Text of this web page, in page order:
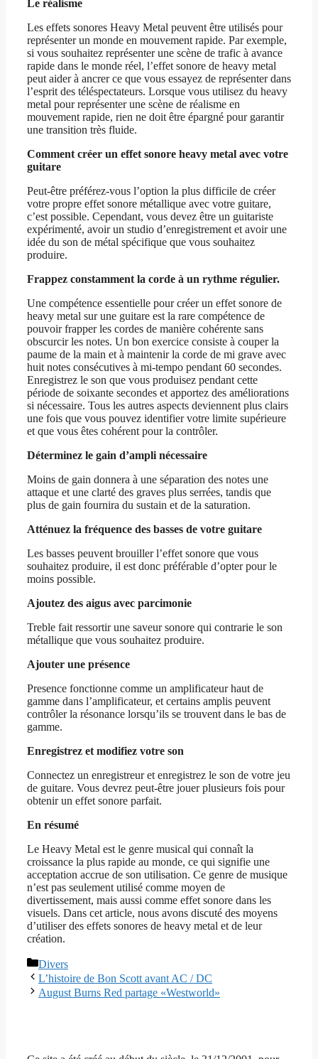
Le réalisme
Les effets sonores Heavy Metal peuvent être utilisés pour
représenter un monde en mouvement rapide. Par exemple,
si vous souhaitez représenter une scène de trafic à avance
rapide dans le monde réel, l’effet sonore de heavy metal
peut aider à ancrer ce que vous essayez de représenter dans
l’esprit des téléspectateurs. Lorsque vous utilisez du heavy
metal pour représenter une scène de réalisme en
mouvement rapide, rien ne doit être épargné pour garantir
une transition très fluide.
Comment créer un effet sonore heavy metal avec votre
guitare
Peut-être préférez-vous l’option la plus difficile de créer
votre propre effet sonore métallique avec votre guitare,
c’est possible. Cependant, vous devez être un guitariste
expérimenté, avoir un studio d’enregistrement et avoir une
idée du son de métal spécifique que vous souhaitez
produire.
Frappez constamment la corde à un rythme régulier.
Une compétence essentielle pour créer un effet sonore de
heavy metal sur une guitare est la rare compétence de
pouvoir frapper les cordes de manière cohérente sans
obscurcir les notes. Un bon exercice consiste à couper la
paume de la main et à maintenir la corde de mi grave avec
huit notes consécutives à mi-tempo pendant 60 secondes.
Enregistrez le son que vous produisez pendant cette
période de soixante secondes et apportez des améliorations
si nécessaire. Tous les autres aspects deviennent plus clairs
une fois que vous pouvez identifier votre limite supérieure
et que vous êtes cohérent pour la contrôler.
Déterminez le gain d’ampli nécessaire
Moins de gain donnera à une séparation des notes une
attaque et une clarté des graves plus serrées, tandis que
plus de gain fournira du sustain et de la saturation.
Atténuez la fréquence des basses de votre guitare
Les basses peuvent brouiller l’effet sonore que vous
souhaitez produire, il est donc préférable d’opter pour le
moins possible.
Ajoutez des aigus avec parcimonie
Treble fait ressortir une saveur sonore qui contrarie le son
métallique que vous souhaitez produire.
Ajouter une présence
Presence fonctionne comme un amplificateur haut de
gamme dans l’amplificateur, et certains amplis peuvent
contrôler la résonance lorsqu’ils se trouvent dans le bas de
gamme.
Enregistrez et modifiez votre son
Connectez un enregistreur et enregistrez le son de votre jeu
de guitare. Vous devrez peut-être jouer plusieurs fois pour
obtenir un effet sonore parfait.
En résumé
Le Heavy Metal est le genre musical qui connaît la
croissance la plus rapide au monde, ce qui signifie une
acceptation accrue de son utilisation. Ce genre de musique
n’est pas seulement utilisé comme moyen de
divertissement, mais aussi comme effet sonore dans les
visuels. Dans cet article, nous avons discuté des moyens
d’utiliser des effets sonores de heavy metal et de leur
création.
Catégories
Divers
L’histoire de Bon Scott avant AC / DC
August Burns Red partage «Westworld»